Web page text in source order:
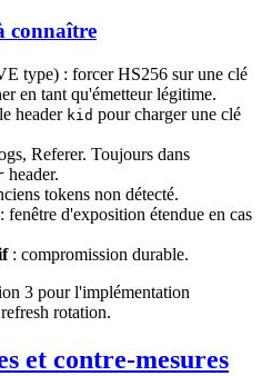
connaître
type) : forcer HS256 sur une clé
en tant qu'émetteur légitime.
header kid pour charger une clé
Referer. Toujours dans
header.
tokens non détecté.
: fenêtre d'exposition étendue en cas
: compromission durable.
3 pour l'implémentation
rotation.
et contre-mesures